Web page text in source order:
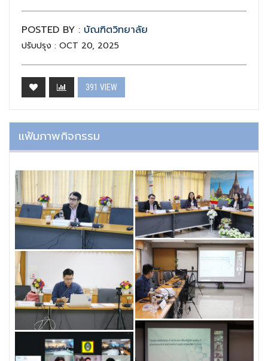
POSTED BY : บัณฑิตวิทยาลัย
ปรับปรุง : OCT 20, 2025
391 VIEW
แฟ้มภาพกิจกรรม